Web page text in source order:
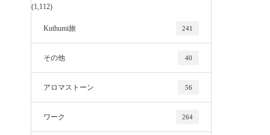
(1,112)
Kuthumi旅 241
その他 40
アロマストーン 56
ワーク 264